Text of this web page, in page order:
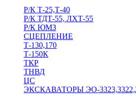
Р/К Т-25,Т-40
Р/К ТДТ-55, ЛХТ-55
Р/К ЮМЗ
СЦЕПЛЕНИЕ
Т-130,170
Т-150К
ТКР
ТНВД
ЦС
ЭКСКАВАТОРЫ ЭО-